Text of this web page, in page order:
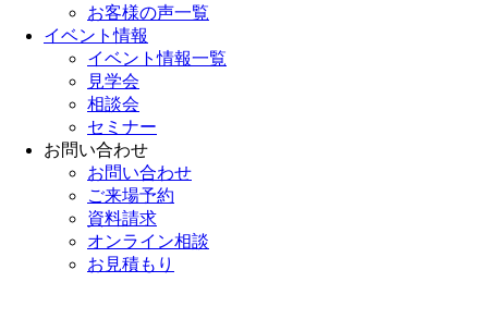
お客様の声一覧
イベント情報
イベント情報一覧
見学会
相談会
セミナー
お問い合わせ
お問い合わせ
ご来場予約
資料請求
オンライン相談
お見積もり